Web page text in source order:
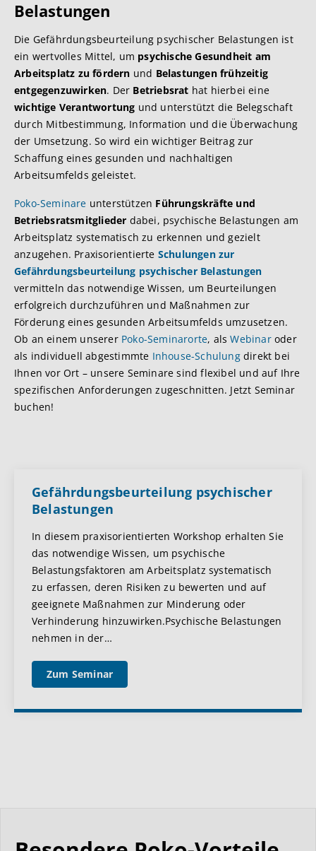
Belastungen
Die Gefährdungsbeurteilung psychischer Belastungen ist
ein wertvolles Mittel, um psychische Gesundheit am
Arbeitsplatz zu fördern und Belastungen frühzeitig
entgegenzuwirken. Der Betriebsrat hat hierbei eine
wichtige Verantwortung und unterstützt die Belegschaft
durch Mitbestimmung, Information und die Überwachung
der Umsetzung. So wird ein wichtiger Beitrag zur
Schaffung eines gesunden und nachhaltigen
Arbeitsumfelds geleistet.
Poko-Seminare unterstützen Führungskräfte und
Betriebsratsmitglieder dabei, psychische Belastungen am
Arbeitsplatz systematisch zu erkennen und gezielt
anzugehen. Praxisorientierte Schulungen zur
Gefährdungsbeurteilung psychischer Belastungen
vermitteln das notwendige Wissen, um Beurteilungen
erfolgreich durchzuführen und Maßnahmen zur
Förderung eines gesunden Arbeitsumfelds umzusetzen.
Ob an einem unserer Poko-Seminarorte, alsWebinaroder
als individuell abgestimmte Inhouse-Schulungdirekt bei
Ihnen vor Ort – unsere Seminare sind flexibel und auf Ihre
spezifischen Anforderungen zugeschnitten. Jetzt Seminar
buchen!
Gefährdungsbeurteilung psychischer
Belastungen
In diesem praxisorientierten Workshop erhalten Sie
das notwendige Wissen, um psychische
Belastungsfaktoren am Arbeitsplatz systematisch
zu erfassen, deren Risiken zu bewerten und auf
geeignete Maßnahmen zur Minderung oder
Verhinderung hinzuwirken.Psychische Belastungen
nehmen in der…
Zum Seminar